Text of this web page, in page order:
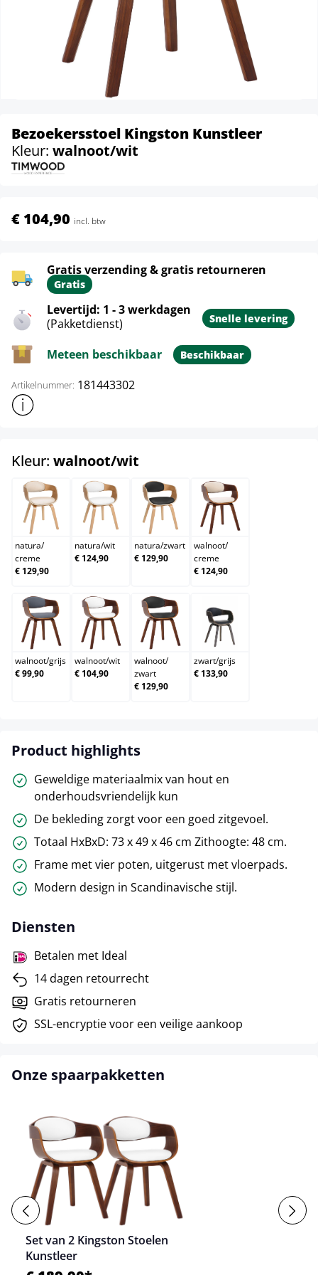
Bezoekersstoel Kingston Kunstleer
Kleur: walnoot/wit
€ 104,90 incl. btw
Gratis verzending & gratis retourneren
Gratis
Levertijd: 1 - 3 werkdagen
(Pakketdienst)
Snelle levering
Meteen beschikbaar Beschikbaar
Artikelnummer: 181443302
Toon meer productinformatie
Kleur: walnoot/wit
natura/creme
natura/
creme
€ 129,90
natura/wit
natura/wit
€ 124,90
natura/zwart
natura/zwart
€ 129,90
walnoot/creme
walnoot/
creme
€ 124,90
walnoot/grijs
walnoot/grijs
€ 99,90
walnoot/wit
walnoot/wit
€ 104,90
walnoot/zwart
walnoot/
zwart
€ 129,90
zwart/grijs
zwart/grijs
€ 133,90
Product highlights
Geweldige materiaalmix van hout en
onderhoudsvriendelijk kun
De bekleding zorgt voor een goed zitgevoel.
Totaal HxBxD: 73 x 49 x 46 cm Zithoogte: 48 cm.
Frame met vier poten, uitgerust met vloerpads.
Modern design in Scandinavische stijl.
Diensten
Betalen met Ideal
14 dagen retourrecht
Gratis retourneren
SSL-encryptie voor een veilige aankoop
Onze spaarpakketten
Set van 2 Kingston Stoelen
Kunstleer